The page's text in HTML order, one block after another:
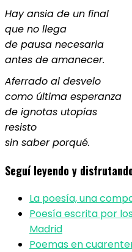
Hay ansia de un final
que no llega
de pausa necesaria
antes de amanecer.
Aferrado al desvelo
como última esperanza
de ignotas utopías
resisto
sin saber porqué.
Seguí leyendo y
La poesía, una
Poesía escrita por
Madrid
Poemas en